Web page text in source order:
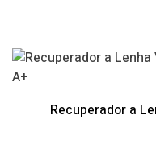
A+
Recuperador a